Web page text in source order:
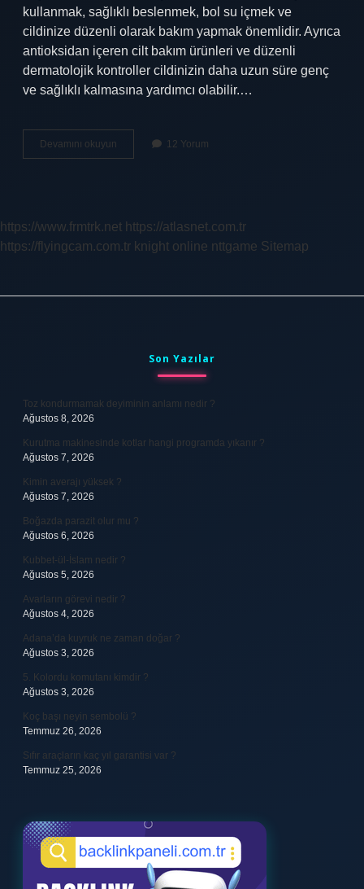
kullanmak, sağlıklı beslenmek, bol su içmek ve
cildinize düzenli olarak bakım yapmak önemlidir. Ayrıca
antioksidan içeren cilt bakım ürünleri ve düzenli
dermatolojik kontroller cildinizin daha uzun süre genç
ve sağlıklı kalmasına yardımcı olabilir.…
Devamını okuyun
Görünen
Yapmalı
12 Yorum
https://www.frmtrk.net https://atlasnet.com.tr
https://flyingcam.com.tr knight online nttgame Sitemap
Son Yazılar
Toz kondurmamak deyiminin anlamı nedir ?
Ağustos 8, 2026
Kurutma makinesinde kotlar hangi programda yıkanır ?
Ağustos 7, 2026
Kimin averajı yüksek ?
Ağustos 7, 2026
Boğazda parazit olur mu ?
Ağustos 6, 2026
Kubbet-ül-İslam nedir ?
Ağustos 5, 2026
Avarların görevi nedir ?
Ağustos 4, 2026
Adana’da kuyruk ne zaman doğar ?
Ağustos 3, 2026
5. Kolordu komutanı kimdir ?
Ağustos 3, 2026
Koç başı neyin sembolü ?
Temmuz 26, 2026
Sıfır araçların kaç yıl garantisi var ?
Temmuz 25, 2026